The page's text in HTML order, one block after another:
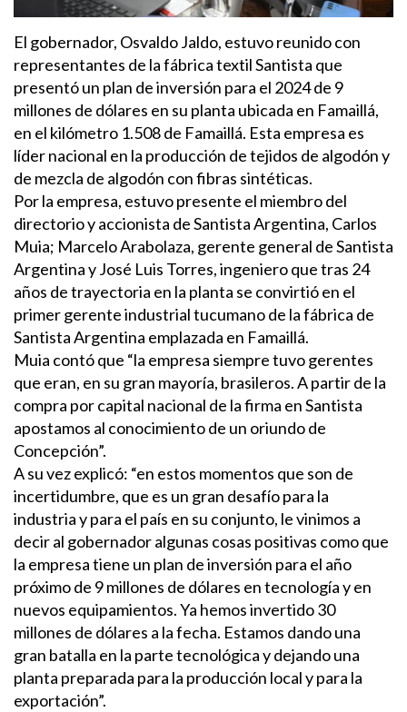
El gobernador, Osvaldo Jaldo, estuvo reunido con
representantes de la fábrica textil Santista que
presentó un plan de inversión para el 2024 de 9
millones de dólares en su planta ubicada en Famaillá,
en el kilómetro 1.508 de Famaillá. Esta empresa es
líder nacional en la producción de tejidos de algodón y
de mezcla de algodón con fibras sintéticas.
Por la empresa, estuvo presente el miembro del
directorio y accionista de Santista Argentina, Carlos
Muia; Marcelo Arabolaza, gerente general de Santista
Argentina y José Luis Torres, ingeniero que tras 24
años de trayectoria en la planta se convirtió en el
primer gerente industrial tucumano de la fábrica de
Santista Argentina emplazada en Famaillá.
Muia contó que “la empresa siempre tuvo gerentes
que eran, en su gran mayoría, brasileros. A partir de la
compra por capital nacional de la firma en Santista
apostamos al conocimiento de un oriundo de
Concepción”.
A su vez explicó: “en estos momentos que son de
incertidumbre, que es un gran desafío para la
industria y para el país en su conjunto, le vinimos a
decir al gobernador algunas cosas positivas como que
la empresa tiene un plan de inversión para el año
próximo de 9 millones de dólares en tecnología y en
nuevos equipamientos. Ya hemos invertido 30
millones de dólares a la fecha. Estamos dando una
gran batalla en la parte tecnológica y dejando una
planta preparada para la producción local y para la
exportación”.